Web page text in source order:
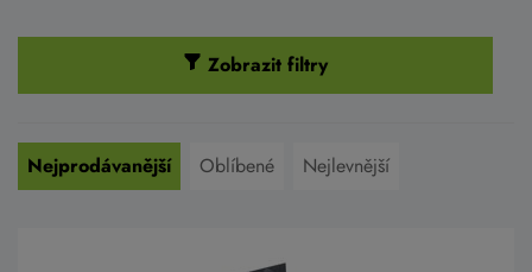
Zobrazit filtry
Nejprodávanější Oblíbené Nejlevnější